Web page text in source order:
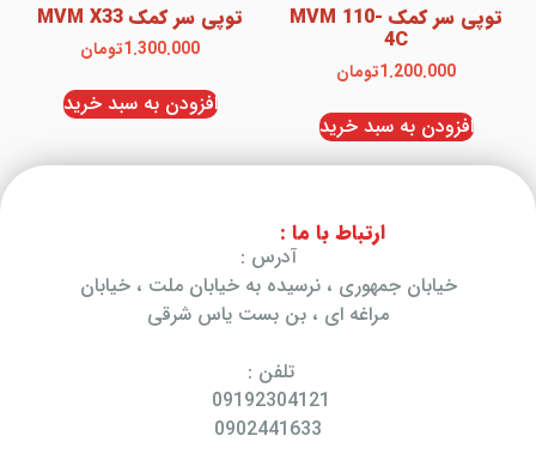
توپی سر کمک MVM 110-
4C
1.200.000تومان
افزودن به سبد خرید
توپی سر کمک MVM X33
1.300.000تومان
افزودن به سبد خرید
ارتباط با ما :
آدرس :
خیابان جمهوری ، نرسیده به خیابان ملت ، خیابان
مراغه ای ، بن بست یاس شرقی
تلفن :
09192304121
0902441633